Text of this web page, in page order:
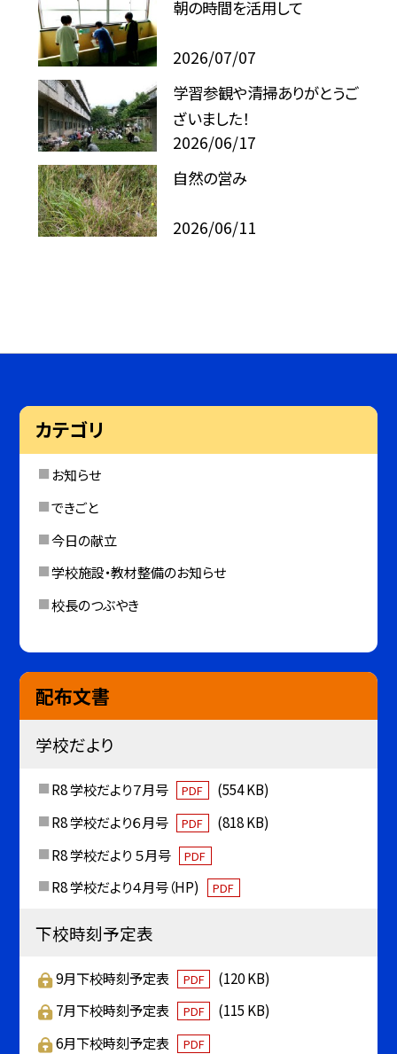
朝の時間を活用して
2026/07/07
学習参観や清掃ありがとうご
ざいました！
2026/06/17
自然の営み
2026/06/11
カテゴリ
お知らせ
できごと
今日の献立
学校施設・教材整備のお知らせ
校長のつぶやき
配布文書
学校だより
R8 学校だより７月号 PDF
(554 KB)
R8 学校だより６月号
PDF
(818 KB)
R8 学校だより ５月号
PDF
R8 学校だより４月号（HP) PDF
下校時刻予定表
9月下校時刻予定表 PDF
(120 KB)
7月下校時刻予定表
PDF
(115 KB)
6月下校時刻予定表
PDF